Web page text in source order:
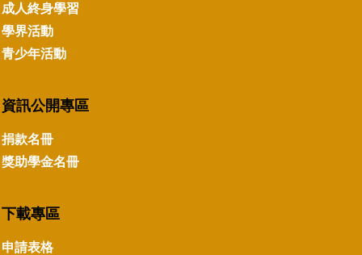
成人終身學習
學界活動
青少年活動
資訊公開專區
捐款名冊
獎助學金名冊
下載專區
申請表格